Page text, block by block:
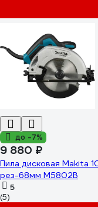
до -7%
9 880 ₽
Пила дисковая Makita
рез-68мм M5802B
5
(5)